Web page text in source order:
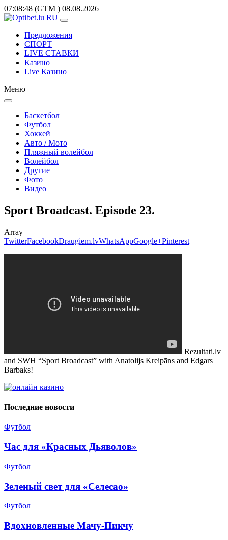
07:08:48 (GTM ) 08.08.2026
Предложения
СПОРТ
LIVE СТАВКИ
Казино
Live Казино
Меню
Баскетбол
Футбол
Хоккей
Авто / Мото
Пляжный волейбол
Волейбол
Другие
Фото
Видео
Sport Broadcast. Episode 23.
Array
TwitterFacebookDraugiem.lvWhatsAppGoogle+Pinterest
Rezultati.lv
and SWH “Sport Broadcast” with Anatolijs Kreipāns and Edgars
Barbaks!
Последние новости
Футбол
Час для «Красных Дьяволов»
Футбол
Зеленый свет для «Селесао»
Футбол
Вдохновленные Мачу-Пикчу